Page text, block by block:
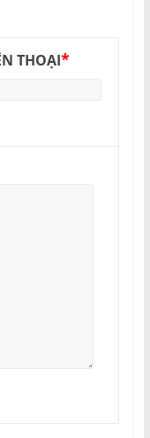
THOẠI*